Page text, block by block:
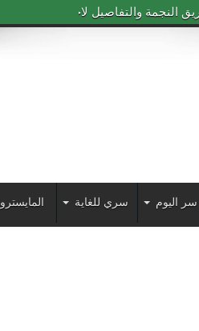
النجمة والتفاصيل لاحقاً
سر اليوم سري للغاية المايسترو